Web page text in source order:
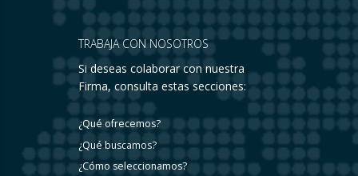
TRABAJA CON NOSOTROS
Si deseas colaborar con nuestra
Firma, consulta estas secciones:
¿Qué ofrecemos?
¿Qué buscamos?
¿Cómo seleccionamos?